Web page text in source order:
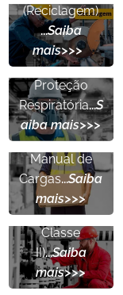
(Reciclagem)
...Saiba
mais>>>
NR 15 PPR-
Programa de
Proteção
Respiratória...S
aiba mais>>>
NR 17-
Levantamento
e Transporte
Manual de
Cargas...Saiba
mais>>>
NR 20 -
Inflamáveis e
Combustíveis
(Básico -
Classe
II)...Saiba
mais>>>
NR 23
-Formação de
Brigada de
Incêndio